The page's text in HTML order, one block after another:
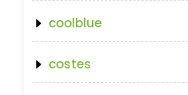
coolblue
costes